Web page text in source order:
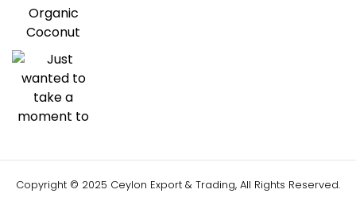
Copyright © 2025 Ceylon Export & Trading, All Rights Reserved.